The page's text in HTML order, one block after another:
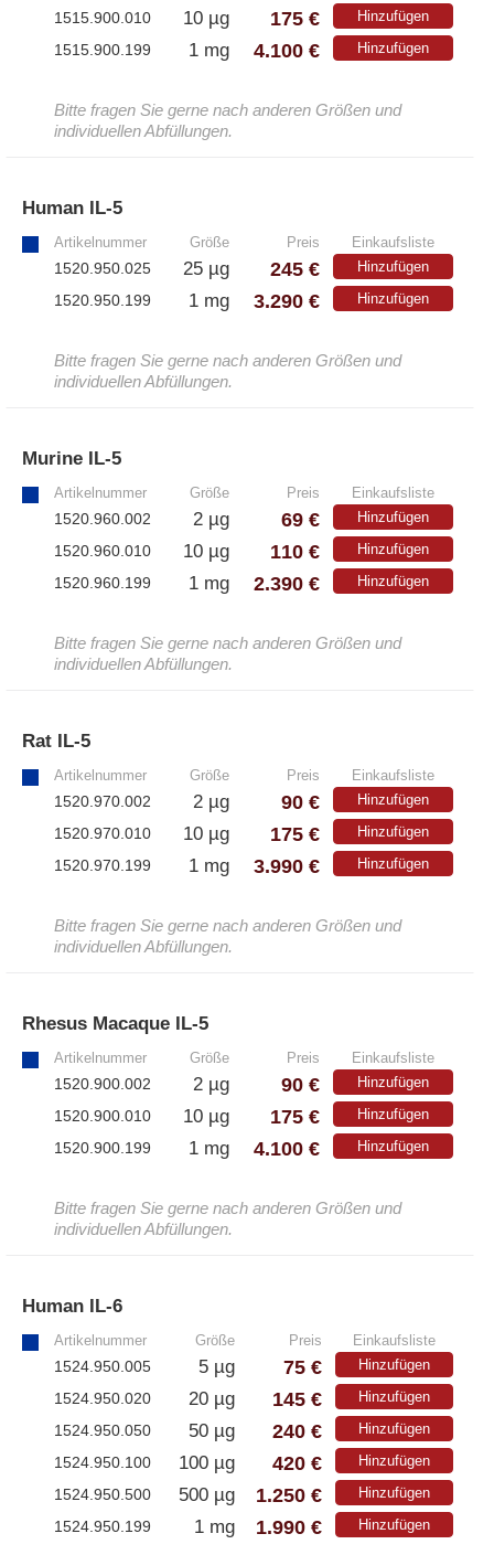
1515.900.010 10 µg 175 € Hinzufügen
1515.900.199 1 mg 4.100 € Hinzufügen
Bitte fragen Sie gerne nach anderen Größen und
individuellen Abfüllungen.
Human IL-5
Artikelnummer Größe Preis Einkaufsliste
1520.950.025 25 µg 245 € Hinzufügen
1520.950.199 1 mg 3.290 € Hinzufügen
Bitte fragen Sie gerne nach anderen Größen und
individuellen Abfüllungen.
Murine IL-5
Artikelnummer Größe Preis Einkaufsliste
1520.960.002 2 µg 69 € Hinzufügen
1520.960.010 10 µg 110 € Hinzufügen
1520.960.199 1 mg 2.390 € Hinzufügen
Bitte fragen Sie gerne nach anderen Größen und
individuellen Abfüllungen.
Rat IL-5
Artikelnummer Größe Preis Einkaufsliste
1520.970.002 2 µg 90 € Hinzufügen
1520.970.010 10 µg 175 € Hinzufügen
1520.970.199 1 mg 3.990 € Hinzufügen
Bitte fragen Sie gerne nach anderen Größen und
individuellen Abfüllungen.
Rhesus Macaque IL-5
Artikelnummer Größe Preis Einkaufsliste
1520.900.002 2 µg 90 € Hinzufügen
1520.900.010 10 µg 175 € Hinzufügen
1520.900.199 1 mg 4.100 € Hinzufügen
Bitte fragen Sie gerne nach anderen Größen und
individuellen Abfüllungen.
Human IL-6
Artikelnummer Größe Preis Einkaufsliste
1524.950.005 5 µg 75 € Hinzufügen
1524.950.020 20 µg 145 € Hinzufügen
1524.950.050 50 µg 240 € Hinzufügen
1524.950.100 100 µg 420 € Hinzufügen
1524.950.500 500 µg 1.250 € Hinzufügen
1524.950.199 1 mg 1.990 € Hinzufügen